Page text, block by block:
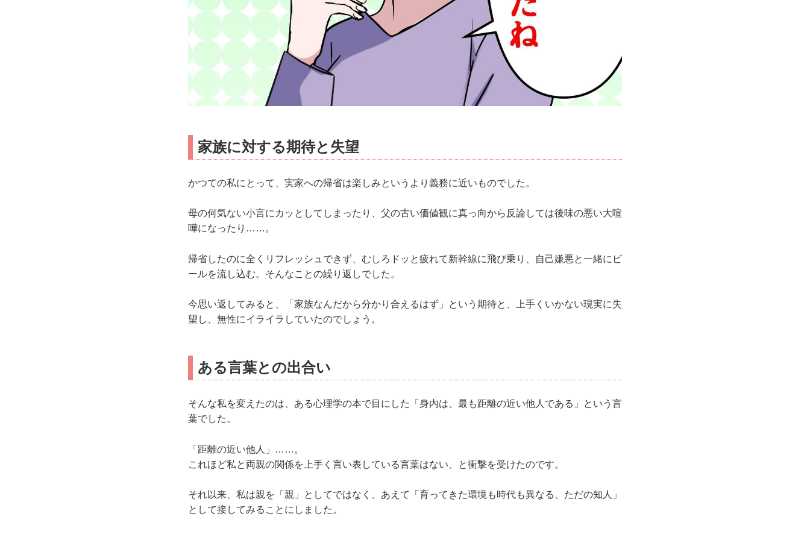
家族に対する期待と失望
かつての私にとって、実家への帰省は楽しみというより義務に近いものでした。
母の何気ない小言にカッとしてしまったり、父の古い価値観に真っ向から反論しては後味の悪い大喧
嘩になったり……。
帰省したのに全くリフレッシュできず、むしろドッと疲れて新幹線に飛び乗り、自己嫌悪と一緒にビ
ールを流し込む。そんなことの繰り返しでした。
今思い返してみると、「家族なんだから分かり合えるはず」という期待と、上手くいかない現実に失
望し、無性にイライラしていたのでしょう。
ある言葉との出合い
そんな私を変えたのは、ある心理学の本で目にした「身内は、最も距離の近い他人である」という言
葉でした。
「距離の近い他人」……。
これほど私と両親の関係を上手く言い表している言葉はない、と衝撃を受けたのです。
それ以来、私は親を「親」としてではなく、あえて「育ってきた環境も時代も異なる、ただの知人」
として接してみることにしました。